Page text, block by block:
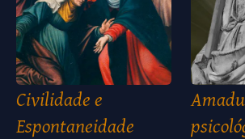
Civilidade e
Espontaneidade